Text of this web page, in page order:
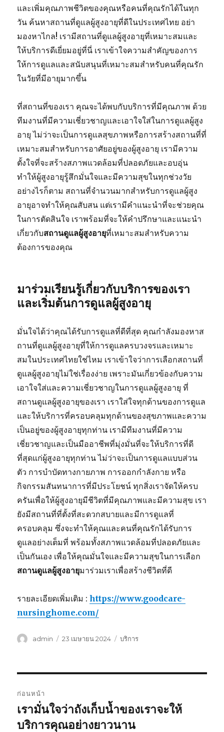
และเพิ่มคุณภาพชีวิตของคุณหรือคนที่คุณรักได้ในทุก
วัน ค้นหาสถานที่ดูแลผู้สูงอายุที่ดีในประเทศไทย อย่า
มองหาไกล! เรามีสถานที่ดูแลผู้สูงอายุที่เหมาะสมและ
ให้บริการดีเยี่ยมอยู่ที่นี่ เราเข้าใจความสำคัญของการ
ให้การดูแลและสนับสนุนที่เหมาะสมสำหรับคนที่คุณรัก
ในวัยที่มีอายุมากขึ้น
ที่สถานที่ของเรา คุณจะได้พบกับบริการที่มีคุณภาพ ด้วย
ทีมงานที่มีความเชี่ยวชาญและเอาใจใส่ในการดูแลผู้สูง
อายุ ไม่ว่าจะเป็นการดูแลสุขภาพหรือการสร้างสถานที่ที่
เหมาะสมสำหรับการอาศัยอยู่ของผู้สูงอายุ เรามีความ
ตั้งใจที่จะสร้างสภาพแวดล้อมที่ปลอดภัยและอบอุ่น
ทำให้ผู้สูงอายุรู้สึกมั่นใจและมีความสุขในทุกช่วงวัย
อย่างไรก็ตาม สถานที่จำนวนมากสำหรับการดูแลผู้สูง
อายุอาจทำให้คุณสับสน แต่เรามีคำแนะนำที่จะช่วยคุณ
ในการตัดสินใจ เราพร้อมที่จะให้คำปรึกษาและแนะนำ
เกี่ยวกับสถานดูแลผู้สูงอายุที่เหมาะสมสำหรับความ
ต้องการของคุณ
มาร่วมเรียนรู้เกี่ยวกับบริการของเรา
และเริ่มต้นการดูแลผู้สูงอายุ
มั่นใจได้ว่าคุณได้รับการดูแลที่ดีที่สุด คุณกำลังมองหาส
ถานที่ดูแลผู้สูงอายุที่ให้การดูแลครบวงจรและเหมาะ
สมในประเทศไทยใช่ไหม เราเข้าใจว่าการเลือกสถานที่
ดูแลผู้สูงอายุไม่ใช่เรื่องง่าย เพราะมันเกี่ยวข้องกับความ
เอาใจใส่และความเชี่ยวชาญในการดูแลผู้สูงอายุ ที่
สถานดูแลผู้สูงอายุของเรา เราใส่ใจทุกด้านของการดูแล
และให้บริการที่ครอบคลุมทุกด้านของสุขภาพและความ
เป็นอยู่ของผู้สูงอายุทุกท่าน เรามีทีมงานที่มีความ
เชี่ยวชาญและเป็นมืออาชีพที่มุ่งมั่นที่จะให้บริการที่ดี
ที่สุดแก่ผู้สูงอายุทุกท่าน ไม่ว่าจะเป็นการดูแลแบบส่วน
ตัว การบำบัดทางกายภาพ การออกกำลังกาย หรือ
กิจกรรมสันทนาการที่มีประโยชน์ ทุกสิ่งเราจัดให้ครบ
ครันเพื่อให้ผู้สูงอายุมีชีวิตที่มีคุณภาพและมีความสุข เรา
ยังมีสถานที่ที่ตั้งที่สะดวกสบายและมีการดูแลที่
ครอบคลุม ซึ่งจะทำให้คุณและคนที่คุณรักได้รับการ
ดูแลอย่างเต็มที่ พร้อมทั้งสภาพแวดล้อมที่ปลอดภัยและ
เป็นกันเอง เพื่อให้คุณมั่นใจและมีความสุขในการเลือก
สถานดูแลผู้สูงอายุมาร่วมเราเพื่อสร้างชีวิตที่ดี
รายละเอียดเพิ่มเติม :https://www.goodcare-
nursinghome.com/
ผู้admin
เขียน
23 เมษายน 2024
หมวด
บริการ
เรื่อง
ก่อนหน้า
เรื่อง
ก่อน
เรามั่นใจว่าถังเก็บน้ำของเราจะให้
บริการคุณอย่างยาวนาน